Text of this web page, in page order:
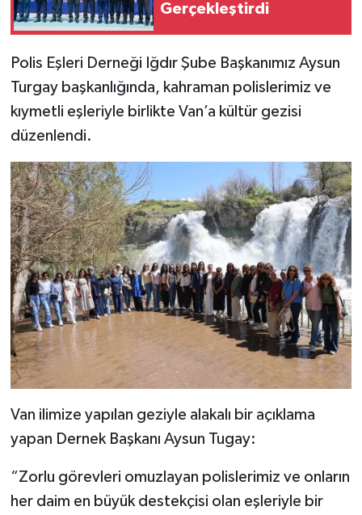
Gerçekleştirdi
Polis Eşleri Derneği Iğdır Şube Başkanımız Aysun
Turgay başkanlığında, kahraman polislerimiz ve
kıymetli eşleriyle birlikte Van’a kültür gezisi
düzenlendi.
Van ilimize yapılan geziyle alakalı bir açıklama
yapan Dernek Başkanı Aysun Tugay:
“Zorlu görevleri omuzlayan polislerimiz ve onların
her daim en büyük destekçisi olan eşleriyle bir